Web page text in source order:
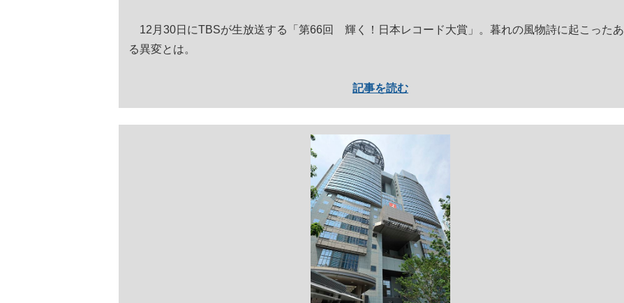
12月30日にTBSが生放送する「第66回 輝く！日本レコード大賞」。暮れの風物詩に起こったあ
る異変とは。
記事を読む